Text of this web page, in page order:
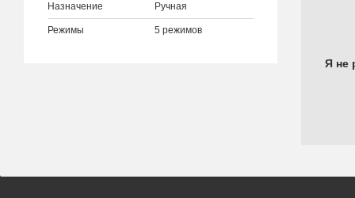
Назначение Ручная
Режимы 5 режимов
Я не